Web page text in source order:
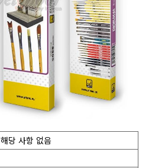
해당 사항 없음